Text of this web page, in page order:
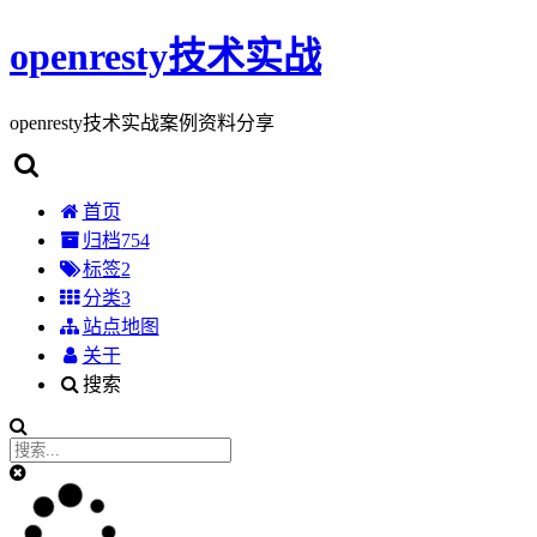
openresty技术实战
openresty技术实战案例资料分享
首页
归档754
标签2
分类3
站点地图
关于
搜索